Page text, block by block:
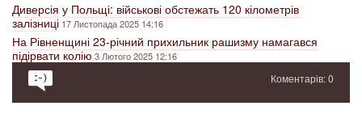
Диверсія у Польщі: військові обстежать 120 кілометрів
залізниці 17 Листопада 2025 14:16
На Рівненщині 23-річний прихильник рашизму намагався
підірвати колію3 Лютого 2025 12:16
Коментарів: 0